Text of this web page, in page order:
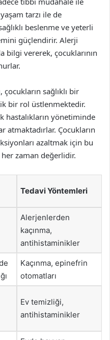
tarzı ile de
beslenme ve yeterli
güçlendirir. Alerji
bilgi vererek, çocuklarının
sağlıklı bir
bir rol üstlenmektedir.
yönetiminde
atmaktadırlar. Çocukların
azaltmak için bu
zaman değerlidir.
Tedavi Yöntemleri
Alerjenlerden
kaçınma,
antihistaminikler
Kaçınma, epinefrin
otomatları
Ev temizliği,
antihistaminikler